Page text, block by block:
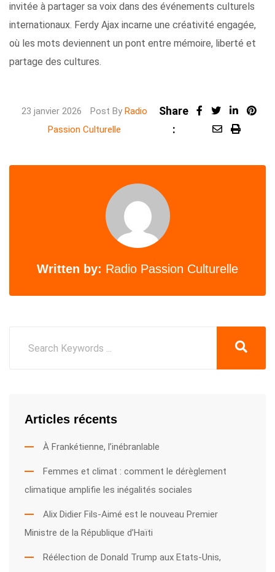
invitée à partager sa voix dans des événements culturels
internationaux. Ferdy Ajax incarne une créativité engagée,
où les mots deviennent un pont entre mémoire, liberté et
partage des cultures.
23 janvier 2026 Post By Radio
Passion Culturelle
Share
:
Share
Email
Print
Written by: Radio Passion Culturelle
Articles récents
À Frankétienne, l’inébranlable
Femmes et climat : comment le dérèglement
climatique amplifie les inégalités sociales
Alix Didier Fils-Aimé est le nouveau Premier
Ministre de la République d’Haïti
Réélection de Donald Trump aux Etats-Unis,